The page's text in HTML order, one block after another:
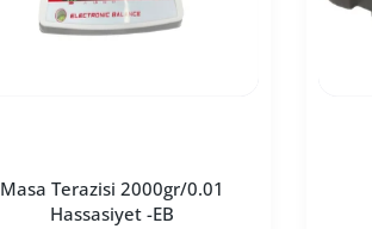
Masa Terazisi 2000gr/0.01
Hassasiyet -EB